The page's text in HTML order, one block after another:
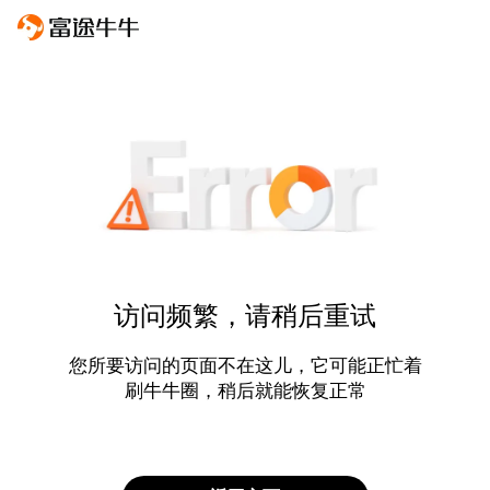
访问频繁，请稍后重试
您所要访问的页面不在这儿，它可能正忙着
刷牛牛圈，稍后就能恢复正常